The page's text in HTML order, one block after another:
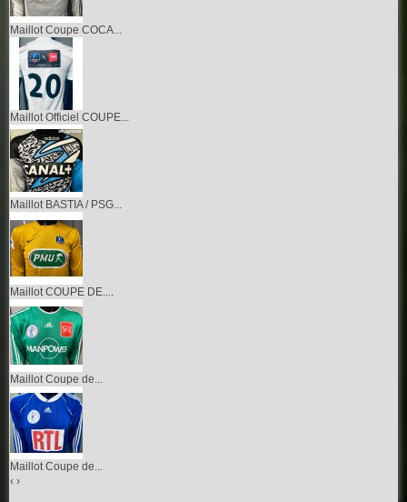
Maillot Coupe COCA...
Maillot Officiel COUPE...
Maillot BASTIA / PSG...
Maillot COUPE DE....
Maillot Coupe de...
Maillot Coupe de...
‹ ›